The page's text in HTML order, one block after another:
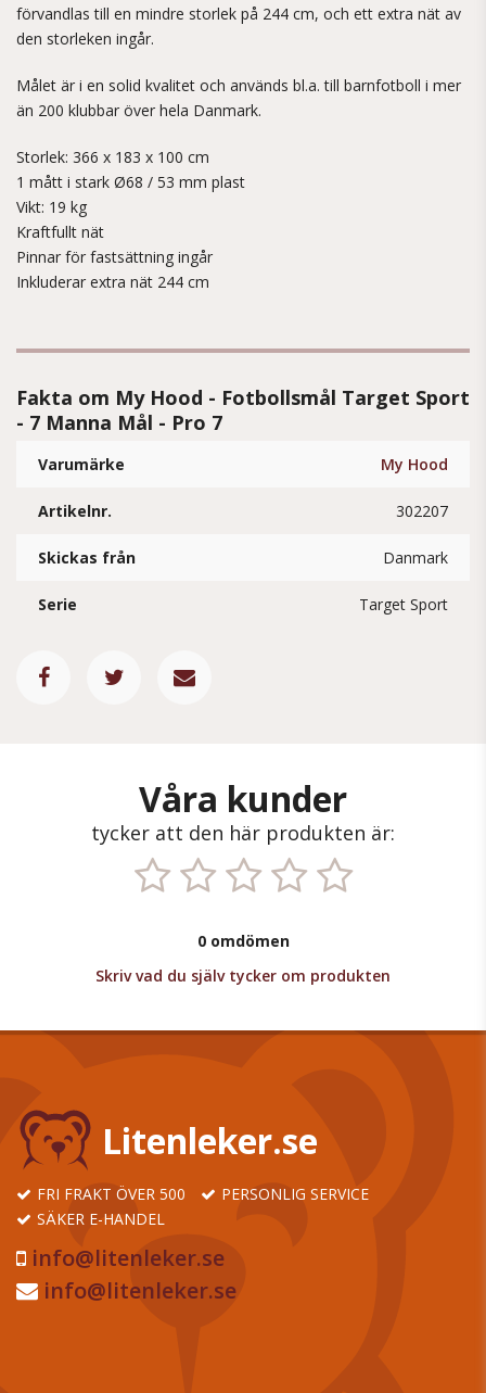
förvandlas till en mindre storlek på 244 cm, och ett extra nät av
den storleken ingår.
Målet är i en solid kvalitet och används bl.a. till barnfotboll i mer
än 200 klubbar över hela Danmark.
Storlek: 366 x 183 x 100 cm
1 mått i stark Ø68 / 53 mm plast
Vikt: 19 kg
Kraftfullt nät
Pinnar för fastsättning ingår
Inkluderar extra nät 244 cm
Fakta om My Hood - Fotbollsmål Target Sport
- 7 Manna Mål - Pro 7
Varumärke My Hood
Artikelnr. 302207
Skickas från Danmark
Serie Target Sport
Våra kunder
tycker att den här produkten är:
0 omdömen
Skriv vad du själv tycker om produkten
Litenleker.se
FRI FRAKT ÖVER 500
PERSONLIG SERVICE
SÄKER E-HANDEL
info@litenleker.se
info@litenleker.se